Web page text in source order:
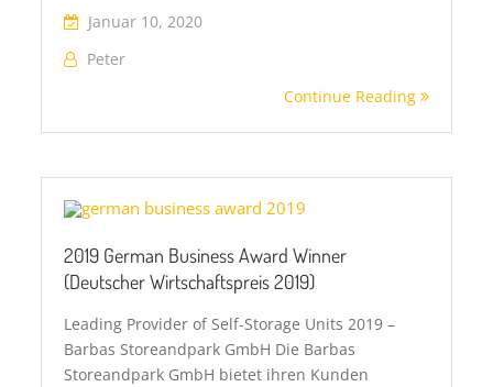
Januar 10, 2020
Peter
Continue Reading
2019 German Business Award Winner
(Deutscher Wirtschaftspreis 2019)
Leading Provider of Self-Storage Units 2019 –
Barbas Storeandpark GmbH Die Barbas
Storeandpark GmbH bietet ihren Kunden